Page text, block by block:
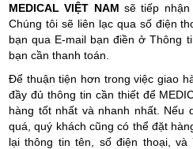
MEDICAL VIỆT NAM sẽ tiếp
Chúng tôi sẽ liên lạc qua số điện
bạn qua E-mail bạn điền ở Thông
bạn cần thanh toán.
Để thuận tiện hơn trong việc giao
đầy đủ thông tin cần thiết để
hàng tốt nhất và nhanh nhất. Nếu
quá, quý khách cũng có thể đặt
lại thông tin tên, số điện thoại, và